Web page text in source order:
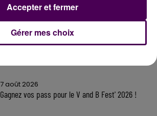
7 août 2026
Gagnez vos pass pour le V and B Fest' 2026 !
Gérer mes choix
Accepter et fermer